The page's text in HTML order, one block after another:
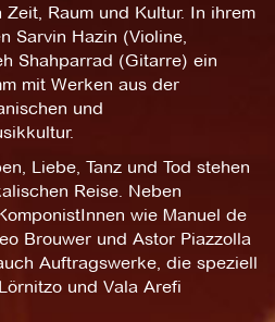
Raum und Kultur. In ihrem
Sarvin Hazin (Violine,
Shahparrad (Gitarre) ein
mit Werken aus der
und
Liebe, Tanz und Tod stehen
Reise. Neben
wie Manuel de
Brouwer und Astor Piazzolla
Auftragswerke, die speziell
und Vala Arefi